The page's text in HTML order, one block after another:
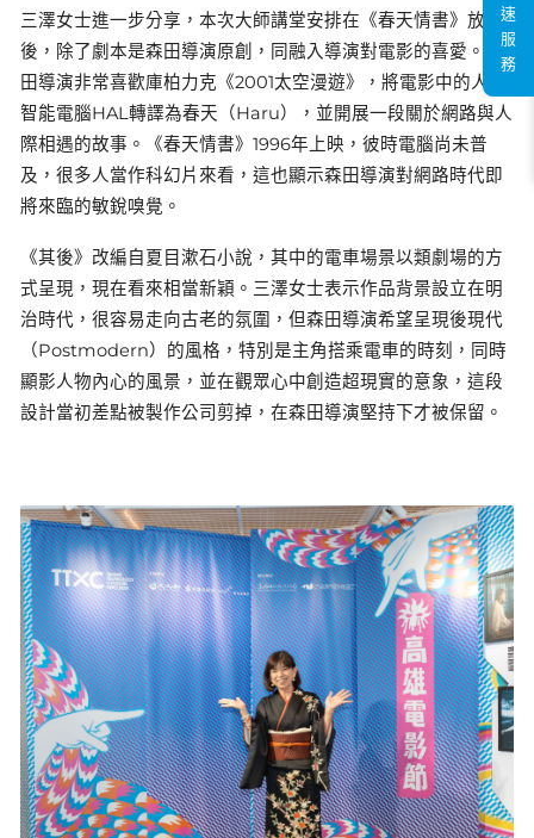
三澤女士進一步分享，本次大師講堂安排在《春天情書》放映
後，除了劇本是森田導演原創，同融入導演對電影的喜愛。森
田導演非常喜歡庫柏力克《2001太空漫遊》，將電影中的人工
智能電腦HAL轉譯為春天（Haru），並開展一段關於網路與人
際相遇的故事。《春天情書》1996年上映，彼時電腦尚未普
及，很多人當作科幻片來看，這也顯示森田導演對網路時代即
將來臨的敏銳嗅覺。
《其後》改編自夏目漱石小說，其中的電車場景以類劇場的方
式呈現，現在看來相當新穎。三澤女士表示作品背景設立在明
治時代，很容易走向古老的氛圍，但森田導演希望呈現後現代
（Postmodern）的風格，特別是主角搭乘電車的時刻，同時
顯影人物內心的風景，並在觀眾心中創造超現實的意象，這段
設計當初差點被製作公司剪掉，在森田導演堅持下才被保留。
速
服
務